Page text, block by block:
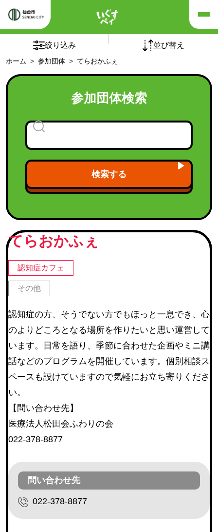
ホーム 参加団体 てらおかふぇ
参加団体検索
検索する
絞り込み リセット
団体の種別
チームオレンジ(5)
フレイルサポーターチーム
認知症カフェ(94)
老人クラブ(1)
福祉団体(9)
「シニア世代向け健康づくり講座」受講後の活動継
町内会 (245)
仙台市河川愛護活動団体・仙台市公園愛護協力会
(22)
教育関連施設
その他(14)
活動内容
障害のある方等の作業補助
環境整備 (254)
催しの手伝い(225)
利用者との交流（傾聴ボランティア、勉強や遊び相
手等）(182)
調理ボランティア
並び替え
五十音順
てらおかふぇ
認知症カフェ
その他
認知症の方、そうでない方でもほっと一息でき、心
のよりどころとなる場所を作りたいと思い運営して
います。日常を語り、季節に合わせた企画やミニ講
話などのプログラムを開催しています。個別相談ス
ペースも設けていますので気軽にお立ち寄りくださ
い。
【問い合わせ先】
医療法人松田会ふわりの会
022-378-8877
問い合わせ先
022-378-8877